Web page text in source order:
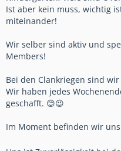
Ist aber kein muss, wichtig
miteinander!
Wir selber sind aktiv und
Members!
Bei den Clankriegen sind
Wir haben jedes
geschafft. 😊😉
Im Moment befinden wir